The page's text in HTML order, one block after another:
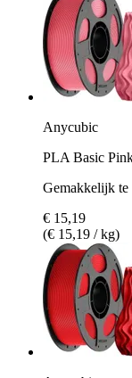
Anycubic
PLA Basic
Gemakkelijk
€ 15,19
(€ 15,19 / kg)